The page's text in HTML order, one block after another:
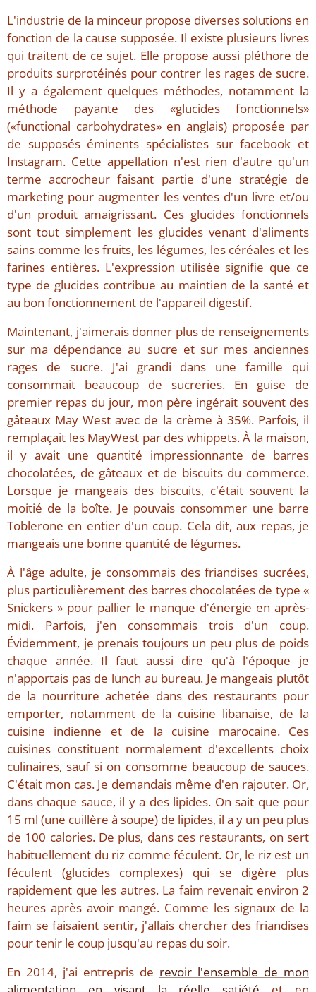
L'industrie de la minceur propose diverses solutions en
fonction de la cause supposée. Il existe plusieurs livres
qui traitent de ce sujet. Elle propose aussi pléthore de
produits surprotéinés pour contrer les rages de sucre.
Il y a également quelques méthodes, notamment la
méthode payante des «glucides fonctionnels»
(«functional carbohydrates» en anglais) proposée par
de supposés éminents spécialistes sur facebook et
Instagram. Cette appellation n'est rien d'autre qu'un
terme accrocheur faisant partie d'une stratégie de
marketing pour augmenter les ventes d'un livre et/ou
d'un produit amaigrissant. Ces glucides fonctionnels
sont tout simplement les glucides venant d'aliments
sains comme les fruits, les légumes, les céréales et les
farines entières. L'expression utilisée signifie que ce
type de glucides contribue au maintien de la santé et
au bon fonctionnement de l'appareil digestif.
Maintenant, j'aimerais donner plus de renseignements
sur ma dépendance au sucre et sur mes anciennes
rages de sucre. J'ai grandi dans une famille qui
consommait beaucoup de sucreries. En guise de
premier repas du jour, mon père ingérait souvent des
gâteaux May West avec de la crème à 35%. Parfois, il
remplaçait les MayWest par des whippets. À la maison,
il y avait une quantité impressionnante de barres
chocolatées, de gâteaux et de biscuits du commerce.
Lorsque je mangeais des biscuits, c'était souvent la
moitié de la boîte. Je pouvais consommer une barre
Toblerone en entier d'un coup. Cela dit, aux repas, je
mangeais une bonne quantité de légumes.
À l'âge adulte, je consommais des friandises sucrées,
plus particulièrement des barres chocolatées de type «
Snickers » pour pallier le manque d'énergie en après-
midi. Parfois, j'en consommais trois d'un coup.
Évidemment, je prenais toujours un peu plus de poids
chaque année. Il faut aussi dire qu'à l'époque je
n'apportais pas de lunch au bureau. Je mangeais plutôt
de la nourriture achetée dans des restaurants pour
emporter, notamment de la cuisine libanaise, de la
cuisine indienne et de la cuisine marocaine. Ces
cuisines constituent normalement d'excellents choix
culinaires, sauf si on consomme beaucoup de sauces.
C'était mon cas. Je demandais même d'en rajouter. Or,
dans chaque sauce, il y a des lipides. On sait que pour
15 ml (une cuillère à soupe) de lipides, il a y un peu plus
de 100 calories. De plus, dans ces restaurants, on sert
habituellement du riz comme féculent. Or, le riz est un
féculent (glucides complexes) qui se digère plus
rapidement que les autres. La faim revenait environ 2
heures après avoir mangé. Comme les signaux de la
faim se faisaient sentir, j'allais chercher des friandises
pour tenir le coup jusqu'au repas du soir.
En 2014, j'ai entrepris de revoir l'ensemble de mon